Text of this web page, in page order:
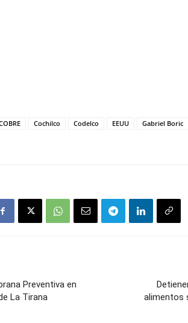
Cochilco Codelco EEUU Gabriel Boric
Preventiva en
La Tirana
alimentos